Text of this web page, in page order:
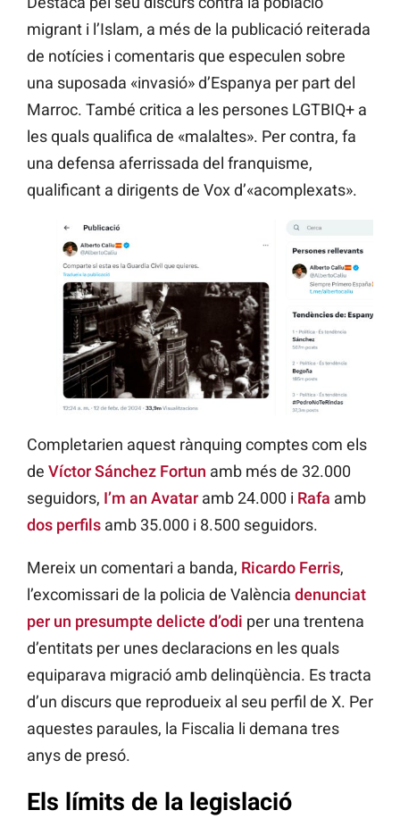
migrant i l’Islam, a més de la publicació reiterada
de notícies i comentaris que especulen sobre
una suposada «invasió» d’Espanya per part del
Marroc. També critica a les persones LGTBIQ+ a
les quals qualifica de «malaltes». Per contra, fa
una defensa aferrissada del franquisme,
qualificant a dirigents de Vox d’«acomplexats».
Completarien aquest rànquing comptes com els
de Víctor Sánchez Fortun amb més de 32.000
seguidors, I’m an Avatar amb 24.000 i Rafa amb
dos perfils amb 35.000 i 8.500 seguidors.
Mereix un comentari a banda, Ricardo Ferris,
l’excomissari de la policia de València denunciat
per un presumpte delicte d’odi per una trentena
d’entitats per unes declaracions en les quals
equiparava migració amb delinqüència. Es tracta
d’un discurs que reprodueix al seu perfil de X. Per
aquestes paraules, la Fiscalia li demana tres
anys de presó.
Els límits de la legislació